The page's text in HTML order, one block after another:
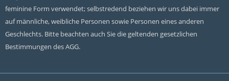
feminine Form verwendet; selbstredend beziehen wir uns dabei immer
auf männliche, weibliche Personen sowie Personen eines anderen
Geschlechts. Bitte beachten auch Sie die geltenden gesetzlichen
Bestimmungen des AGG.